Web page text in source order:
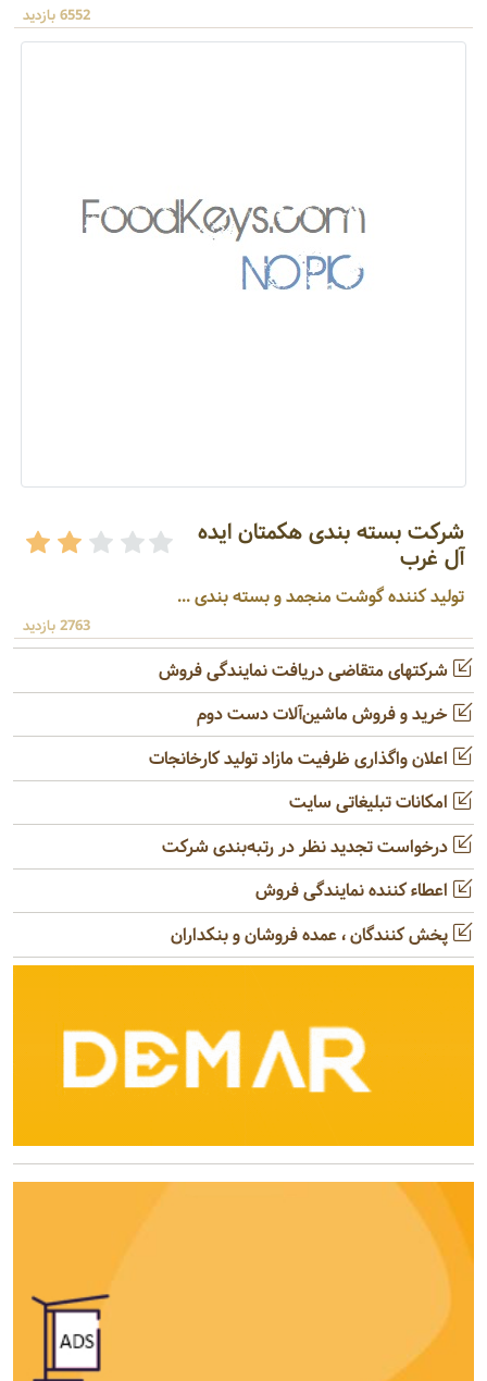
6552 بازدید
شرکت بسته بندی هکمتان ایده
آل غرب
تولید کننده گوشت منجمد و بسته بندی ...
2763 بازدید
شرکتهای متقاضی دریافت نمایندگی فروش
خرید و فروش ماشین‌آلات دست دوم
اعلان واگذاری ظرفیت مازاد تولید کارخانجات
امکانات تبلیغاتی سایت
درخواست تجدید نظر در رتبه‌بندی شرکت
اعطاء کننده نمایندگی فروش
پخش کنندگان ، عمده فروشان و بنکداران